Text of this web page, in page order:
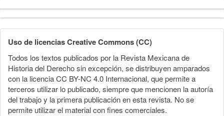
Detalles
del
artículo
Uso de licencias Creative Commons (CC)
Todos los textos publicados por la Revista Mexicana de
Historia del Derecho sin excepción, se distribuyen amparados
con la licencia CC BY-NC 4.0 Internacional, que permite a
terceros utilizar lo publicado, siempre que mencionen la autoría
del trabajo y la primera publicación en esta revista. No se
permite utilizar el material con fines comerciales.